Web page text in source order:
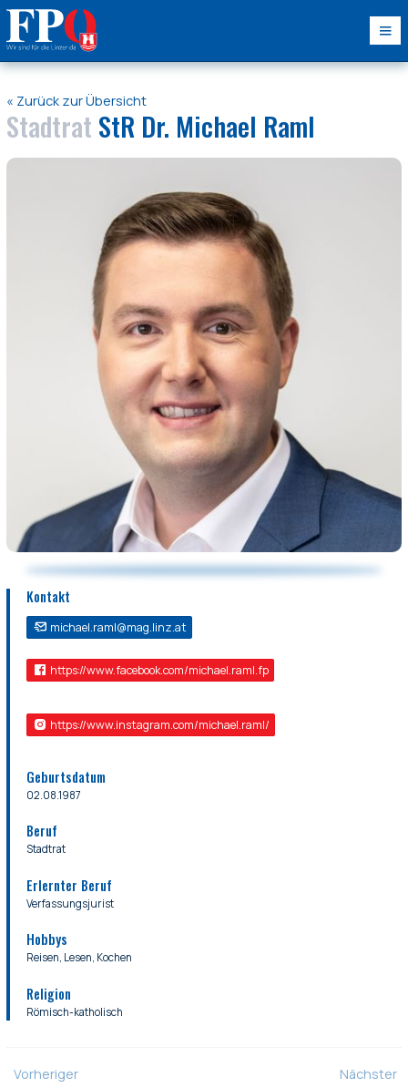
« Zurück zur Übersicht
Stadtrat StR Dr. Michael Raml
Kontakt
michael.raml@mag.linz.at
https://www.facebook.com/michael.raml.fp
https://www.instagram.com/michael.raml/
Geburtsdatum
02.08.1987
Beruf
Stadtrat
Erlernter Beruf
Verfassungsjurist
Hobbys
Reisen, Lesen, Kochen
Religion
Römisch-katholisch
Vorheriger Nächster